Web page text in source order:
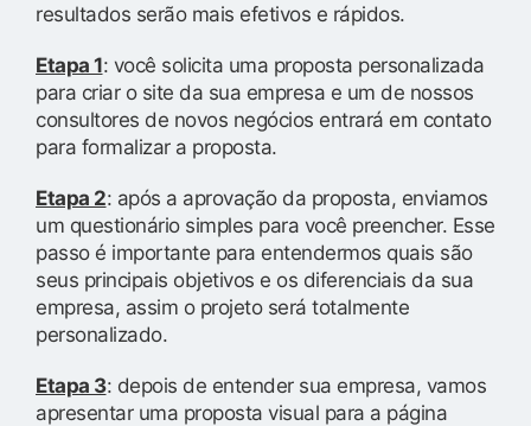
resultados serão mais efetivos e rápidos.
Etapa 1: você solicita uma proposta personalizada
para criar o site da sua empresa e um de nossos
consultores de novos negócios entrará em contato
para formalizar a proposta.
Etapa 2: após a aprovação da proposta, enviamos
um questionário simples para você preencher. Esse
passo é importante para entendermos quais são
seus principais objetivos e os diferenciais da sua
empresa, assim o projeto será totalmente
personalizado.
Etapa 3: depois de entender sua empresa, vamos
apresentar uma proposta visual para a página